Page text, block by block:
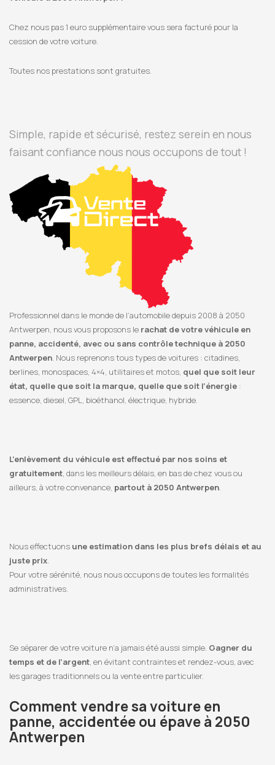
Chez nous pas 1 euro supplémentaire vous sera facturé pour la
cession de votre voiture.
Toutes nos prestations sont gratuites.
Simple, rapide et sécurisé, restez serein en nous
faisant confiance nous nous occupons de tout !
Professionnel dans le monde de l’automobile depuis 2008 à 2050
Antwerpen, nous vous proposons le rachat de votre véhicule en
panne, accidenté, avec ou sans contrôle technique à 2050
Antwerpen. Nous reprenons tous types de voitures : citadines,
berlines, monospaces, 4×4, utilitaires et motos, quel que soit leur
état, quelle que soit la marque, quelle que soit l’énergie :
essence, diesel, GPL, bioéthanol, électrique, hybride.
L’enlèvement du véhicule est effectué par nos soins et
gratuitement, dans les meilleurs délais, en bas de chez vous ou
ailleurs, à votre convenance, partout à 2050 Antwerpen.
Nous effectuons une estimation dans les plus brefs délais et au
juste prix.
Pour votre sérénité, nous nous occupons de toutes les formalités
administratives.
Se séparer de votre voiture n’a jamais été aussi simple. Gagner du
temps et de l’argent, en évitant contraintes et rendez-vous, avec
les garages traditionnels ou la vente entre particulier.
Comment vendre sa voiture en
panne, accidentée ou épave à 2050
Antwerpen